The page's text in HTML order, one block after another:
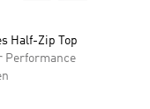
Half-Zip Top
Performance